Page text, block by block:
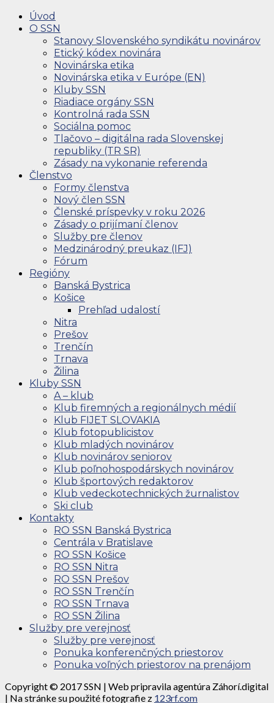
Úvod
O SSN
Stanovy Slovenského syndikátu novinárov
Etický kódex novinára
Novinárska etika
Novinárska etika v Európe (EN)
Kluby SSN
Riadiace orgány SSN
Kontrolná rada SSN
Sociálna pomoc
Tlačovo – digitálna rada Slovenskej
republiky (TR SR)
Zásady na vykonanie referenda
Členstvo
Formy členstva
Nový člen SSN
Členské príspevky v roku 2026
Zásady o prijímaní členov
Služby pre členov
Medzinárodný preukaz (IFJ)
Fórum
Regióny
Banská Bystrica
Košice
Prehľad udalostí
Nitra
Prešov
Trenčín
Trnava
Žilina
Kluby SSN
A – klub
Klub firemných a regionálnych médií
Klub FIJET SLOVAKIA
Klub fotopublicistov
Klub mladých novinárov
Klub novinárov seniorov
Klub poľnohospodárskych novinárov
Klub športových redaktorov
Klub vedeckotechnických žurnalistov
Ski club
Kontakty
RO SSN Banská Bystrica
Centrála v Bratislave
RO SSN Košice
RO SSN Nitra
RO SSN Prešov
RO SSN Trenčín
RO SSN Trnava
RO SSN Žilina
Služby pre verejnosť
Služby pre verejnosť
Ponuka konferenčných priestorov
Ponuka voľných priestorov na prenájom
Copyright © 2017 SSN | Web pripravila agentúra Záhorí.digital
| Na stránke su použité fotografie z 123rf.com